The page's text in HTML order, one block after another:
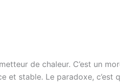
de chaleur. C’est un
stable. Le paradoxe, c’est